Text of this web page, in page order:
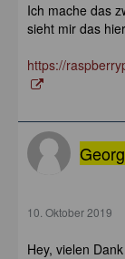
Ich mache das
sieht mir das
https://
Georg
10. Oktober 2019
Hey, vielen